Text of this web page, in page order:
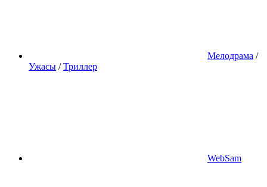
Мелодрама /
Ужасы /Триллер
WebSam